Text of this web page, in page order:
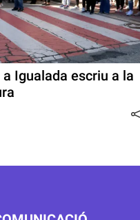
Igualada escriu a la